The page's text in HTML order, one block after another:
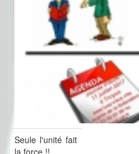
Seule l'unité fait